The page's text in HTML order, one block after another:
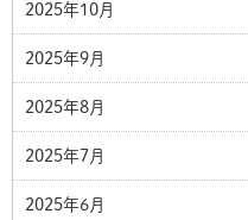
2025年10月
2025年9月
2025年8月
2025年7月
2025年6月